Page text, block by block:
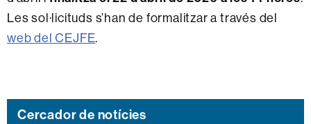
Les sol·licituds s’han de formalitzar a través del
web del CEJFE.
Cercador de notícies